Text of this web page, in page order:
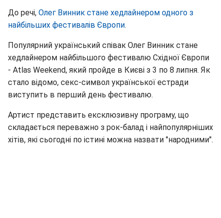
До речі, Олег Винник стане хедлайнером одного з
найбільших фестивалів Європи.
Популярний український співак Олег Винник стане
хедлайнером найбільшого фестивалю Східної Європи
- Atlas Weekend, який пройде в Києві з 3 по 8 липня. Як
стало відомо, секс-символ української естради
виступить в перший день фестивалю.
Артист представить ексклюзивну програму, що
складається переважно з рок-балад і найпопулярніших
хітів, які сьогодні по істині можна назвати "народними".